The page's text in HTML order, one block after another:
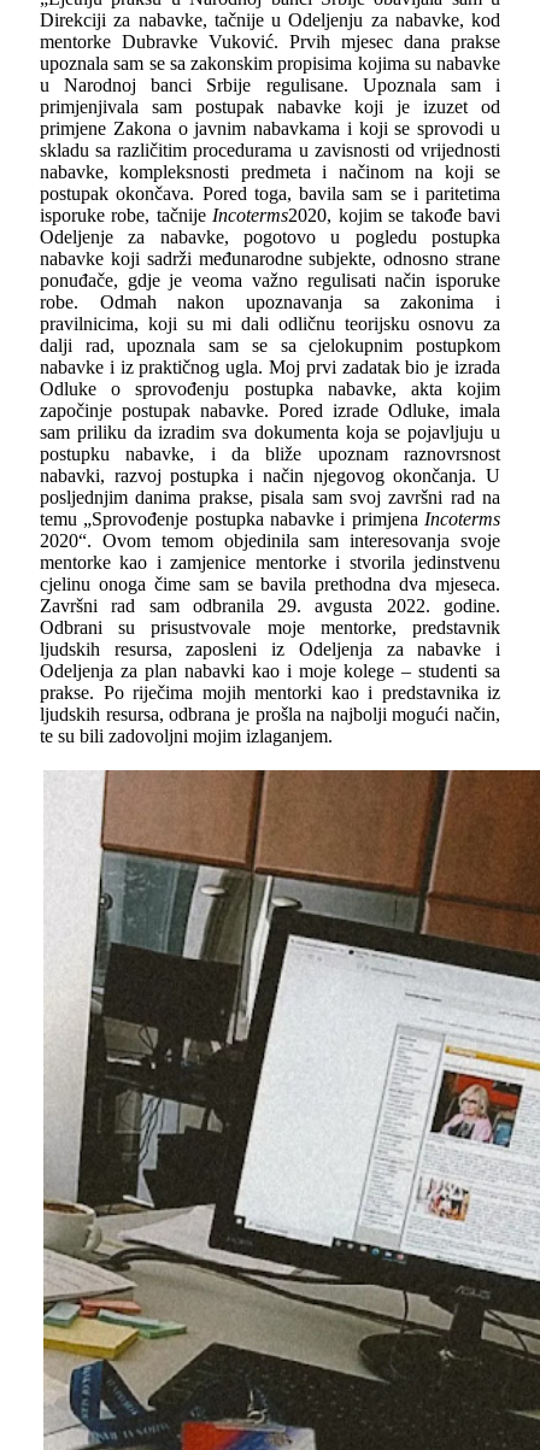
Direkciji za nabavke, tačnije u Odeljenju za nabavke, kod
mentorke Dubravke Vuković. Prvih mjesec dana prakse
upoznala sam se sa zakonskim propisima kojima su nabavke
u Narodnoj banci Srbije regulisane. Upoznala sam i
primjenjivala sam postupak nabavke koji je izuzet od
primjene Zakona o javnim nabavkama i koji se sprovodi u
skladu sa različitim procedurama u zavisnosti od vrijednosti
nabavke, kompleksnosti predmeta i načinom na koji se
postupak okončava. Pored toga, bavila sam se i paritetima
isporuke robe, tačnije Incoterms2020, kojim se takođe bavi
Odeljenje za nabavke, pogotovo u pogledu postupka
nabavke koji sadrži međunarodne subjekte, odnosno strane
ponuđače, gdјe je veoma važno regulisati način isporuke
robe. Odmah nakon upoznavanja sa zakonima i
pravilnicima, koji su mi dali odličnu teorijsku osnovu za
dalji rad, upoznala sam se sa cjelokupnim postupkom
nabavke i iz praktičnog ugla. Moj prvi zadatak bio je izrada
Odluke o sprovođenju postupka nabavke, akta kojim
započinje postupak nabavke. Pored izrade Odluke, imala
sam priliku da izradim sva dokumenta koja se pojavljuju u
postupku nabavke, i da bliže upoznam raznovrsnost
nabavki, razvoj postupka i način njegovog okončanja. U
posljednjim danima prakse, pisala sam svoj završni rad na
temu „Sprovođenje postupka nabavke i primjena Incoterms
2020“. Ovom temom objedinila sam interesovanja svoje
mentorke kao i zamjenice mentorke i stvorila jedinstvenu
cjelinu onoga čime sam se bavila prethodna dva mjeseca.
Završni rad sam odbranila 29. avgusta 2022. godine.
Odbrani su prisustvovale moje mentorke, predstavnik
ljudskih resursa, zaposleni iz Odeljenja za nabavke i
Odeljenja za plan nabavki kao i moje kolege – studenti sa
prakse. Po riječima mojih mentorki kao i predstavnika iz
ljudskih resursa, odbrana je prošla na najbolji mogući način,
te su bili zadovoljni mojim izlaganjem.